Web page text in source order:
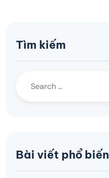
Tìm kiếm
Bài viết phổ biến